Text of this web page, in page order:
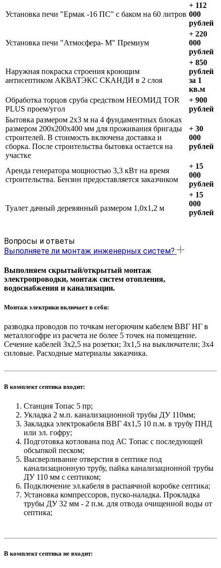
Установка печи "Ермак -16 ПС" с баком на 60 литров
+ 112
000
рублей
Установка печи "Атмосфера- М" Премиум
+ 220
000
рублей
Наружная покраска строения кроющим
антисептиком АКВАТЭКС СКАНДИ в 2 слоя
+ 850
рублей
за 1
кв.м
Обработка торцов сруба средством НЕОМИД TOR
PLUS проем/угол
+ 900
рублей
Бытовка размером 2х3 м на 4 фундаментных блоках
размером 200х200х400 мм для проживания бригады
строителей. В стоимость включена доставка и
сборка. После строительства бытовка остается на
участке
+ 30
000
рублей
Аренда генератора мощностью 3,3 кВт на время
строительства. Бензин предоставляется заказчиком
+ 15
000
рублей
Туалет дачный деревянный размером 1,0х1,2 м
+ 15
000
рублей
Вопросы и ответы
Выполняете ли монтаж инженерных систем?
Выполняем скрытый/открытый монтаж
электропроводки, монтаж систем отопления,
водоснабжения и канализации.
Монтаж электрики включает в себя:
разводка проводов по точкам негорючим кабелем ВВГ НГ в
металлогофре из расчета не более 5 точек на помещение.
Сечение кабелей 3х2,5 на розетки; 3х1,5 на выключатели; 3х4
силовые. Расходные материалы заказчика.
В комплект септика входит:
Станция Топас 5 пр;
Укладка 2 м.п. канализационной трубы ДУ 110мм;
Закладка электрокабеля ВВГ 4х1,5 10 п.м. в трубу ПНД
или эл. гофру;
Подготовка котлована под АС Топас с последующей
обсыпкой песком;
Высверливание отверстия в септике под
канализационную трубу, пайка канализационной трубы
ДУ 110 мм с септиком;
Подключение эл.кабеля в распаячной коробке септика;
Установка компрессоров, пуско-наладка. Прокладка
трубы ДУ 32 мм - 2 п.м. для отвода очищенной воды от
септика;
В комплект септика не входит: